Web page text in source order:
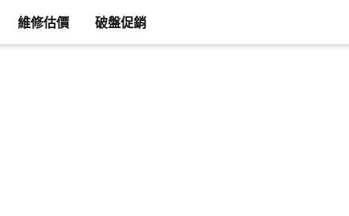
維修估價 破盤促銷